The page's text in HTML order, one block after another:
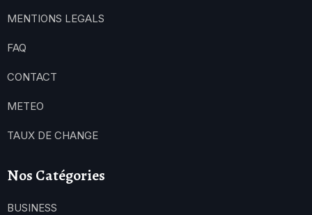
MENTIONS LEGALS
FAQ
CONTACT
METEO
TAUX DE CHANGE
Nos Catégories
BUSINESS